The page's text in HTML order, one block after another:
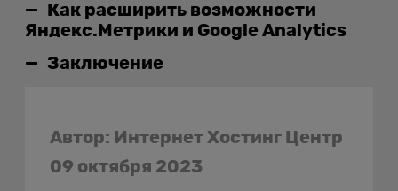
Автор: Интернет Хостинг Центр
09 октября 2023
Как расширить возможности
Яндекс.Метрики и Google Analytics
Заключение